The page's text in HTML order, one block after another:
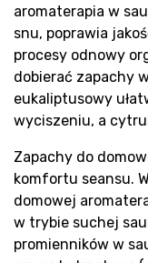
aromaterapia w
snu, poprawia
procesy odnowy
dobierać zapachy
eukaliptusowy
wyciszeniu, a
Zapachy do
komfortu seansu.
domowej
w trybie suchej
promienników w